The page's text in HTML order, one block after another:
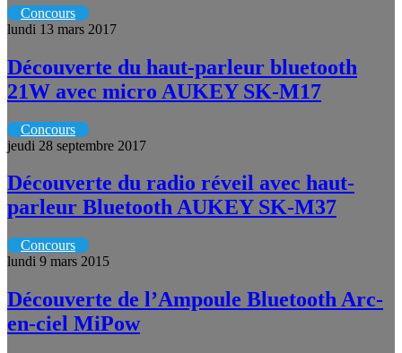
Concours
lundi 13 mars 2017
Découverte du haut-parleur bluetooth
21W avec micro AUKEY SK-M17
Concours
jeudi 28 septembre 2017
Découverte du radio réveil avec haut-
parleur Bluetooth AUKEY SK-M37
Concours
lundi 9 mars 2015
Découverte de l’Ampoule Bluetooth Arc-
en-ciel MiPow